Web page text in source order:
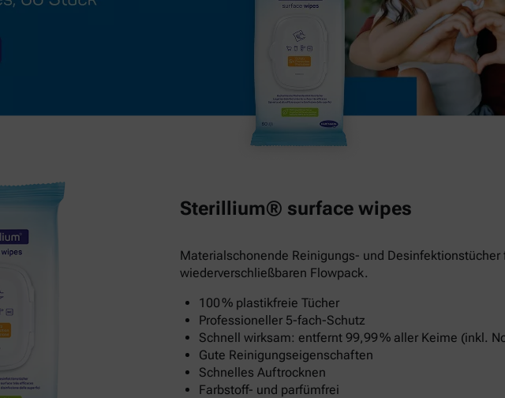
Sterillium® surface wipes
Materialschonende Reinigungs- und
wiederverschließbaren Flowpack.
100 % plastikfreie Tücher
Professioneller 5-fach-Schutz
Schnell wirksam: entfernt 99,99 % aller Keime (inkl.
Gute Reinigungseigenschaften
Schnelles Auftrocknen
Farbstoff- und parfümfrei